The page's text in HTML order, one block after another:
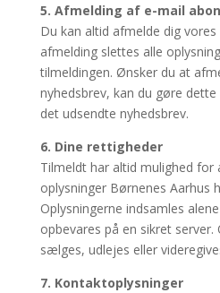
5. Afmelding af e-mail
Du kan altid afmelde dig vores
afmelding slettes alle
tilmeldingen. Ønsker du at
nyhedsbrev, kan du gøre
det udsendte nyhedsbrev.
6. Dine rettigheder
Tilmeldt har altid mulighed for
oplysninger Børnenes Aarhus
Oplysningerne indsamles
opbevares på en sikret server.
sælges, udlejes eller
7. Kontaktoplysninger